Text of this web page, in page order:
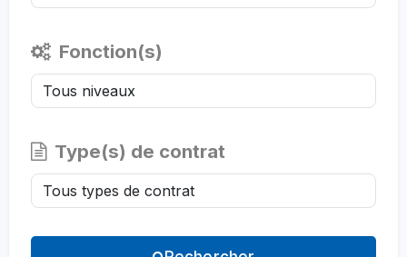
Fonction(s)
Type(s) de contrat